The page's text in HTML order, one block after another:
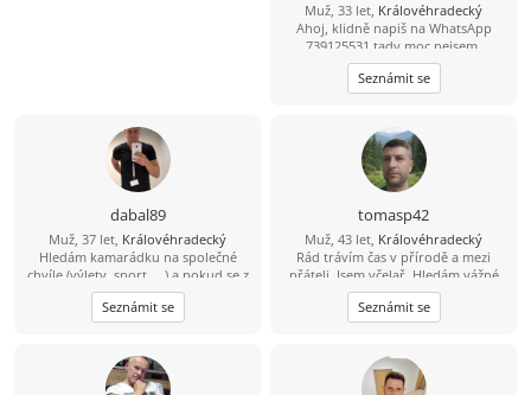
Muž, 33 let, Královéhradecký
Ahoj, klidně napiš na WhatsApp
739125531 tady moc nejsem.
Seznámit se
dabal89
Muž, 37 let, Královéhradecký
Hledám kamarádku na společné
chvíle (výlety, sport, ...) a pokud se z
toho vyklube něco víc, budu velmi
rád ... :-)
Seznámit se
tomasp42
Muž, 43 let, Královéhradecký
Rád trávím čas v přírodě a mezi
přáteli. Jsem včelař. Hledám vážné
seznámení a ne partnerku na jednu
noc.
Seznámit se